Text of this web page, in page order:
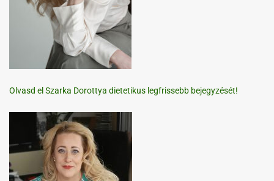
Olvasd el Szarka Dorottya dietetikus legfrissebb bejegyzését!